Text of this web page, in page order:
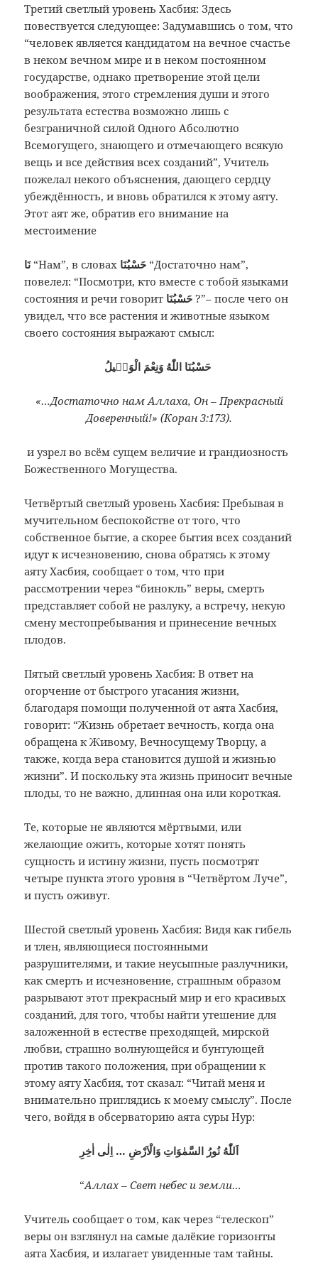
Третий светлый уровень Хасбия: Здесь
повествуется следующее: Задумавшись о том, что
“человек является кандидатом на вечное счастье
в неком вечном мире и в неком постоянном
государстве, однако претворение этой цели
воображения, этого стремления души и этого
результата естества возможно лишь с
безграничной силой Одного Абсолютно
Всемогущего, знающего и отмечающего всякую
вещь и все действия всех созданий”, Учитель
пожелал некого объяснения, дающего сердцу
убеждённость, и вновь обратился к этому аяту.
Этот аят же, обратив его внимание на
местоимение
نَا“Нам”, в словах
“Достаточно нам”,
повелел: “Посмотри, кто вместе с тобой языками
состояния и речи говорит حَسْبُنَا ?”– после чего он
увидел, что все растения и животные языком
своего состояния выражают смысл:
«…Достаточно нам Аллаха, Он – Прекрасный
Доверенный!» (Коран 3:173).
и узрел во всём сущем величие и грандиозность
Божественного Могущества.
Четвёртый светлый уровень Хасбия: Пребывая в
мучительном беспокойстве от того, что
собственное бытие, а скорее бытия всех созданий
идут к исчезновению, снова обратясь к этому
аяту Хасбия, сообщает о том, что при
рассмотрении через “бинокль” веры, смерть
представляет собой не разлуку, а встречу, некую
смену местопребывания и принесение вечных
плодов.
Пятый светлый уровень Хасбия: В ответ на
огорчение от быстрого угасания жизни,
благодаря помощи полученной от аята Хасбия,
говорит: “Жизнь обретает вечность, когда она
обращена к Живому, Вечносущему Творцу, а
также, когда вера становится душой и жизнью
жизни”. И поскольку эта жизнь приносит вечные
плоды, то не важно, длинная она или короткая.
Те, которые не являются мёртвыми, или
желающие ожить, которые хотят понять
сущность и истину жизни, пусть посмотрят
четыре пункта этого уровня в “Четвёртом Луче”,
и пусть оживут.
Шестой светлый уровень Хасбия: Видя как гибель
и тлен, являющиеся постоянными
разрушителями, и такие неусыпные разлучники,
как смерть и исчезновение, страшным образом
разрывают этот прекрасный мир и его красивых
созданий, для того, чтобы найти утешение для
заложенной в естестве преходящей, мирской
любви, страшно волнующейся и бунтующей
против такого положения, при обращении к
этому аяту Хасбия, тот сказал: “Читай меня и
внимательно приглядись к моему смыслу”. После
чего, войдя в обсерваторию аята суры Нур:
اَللّٰهُ نُورُ السَّمٰوَاتِ وَالْاَرْضِ … اِلٰى اٰخِرِ
“Аллах – Свет небес и земли…
Учитель сообщает о том, как через “телескоп”
веры он взглянул на самые далёкие горизонты
аята Хасбия, и излагает увиденные там тайны.